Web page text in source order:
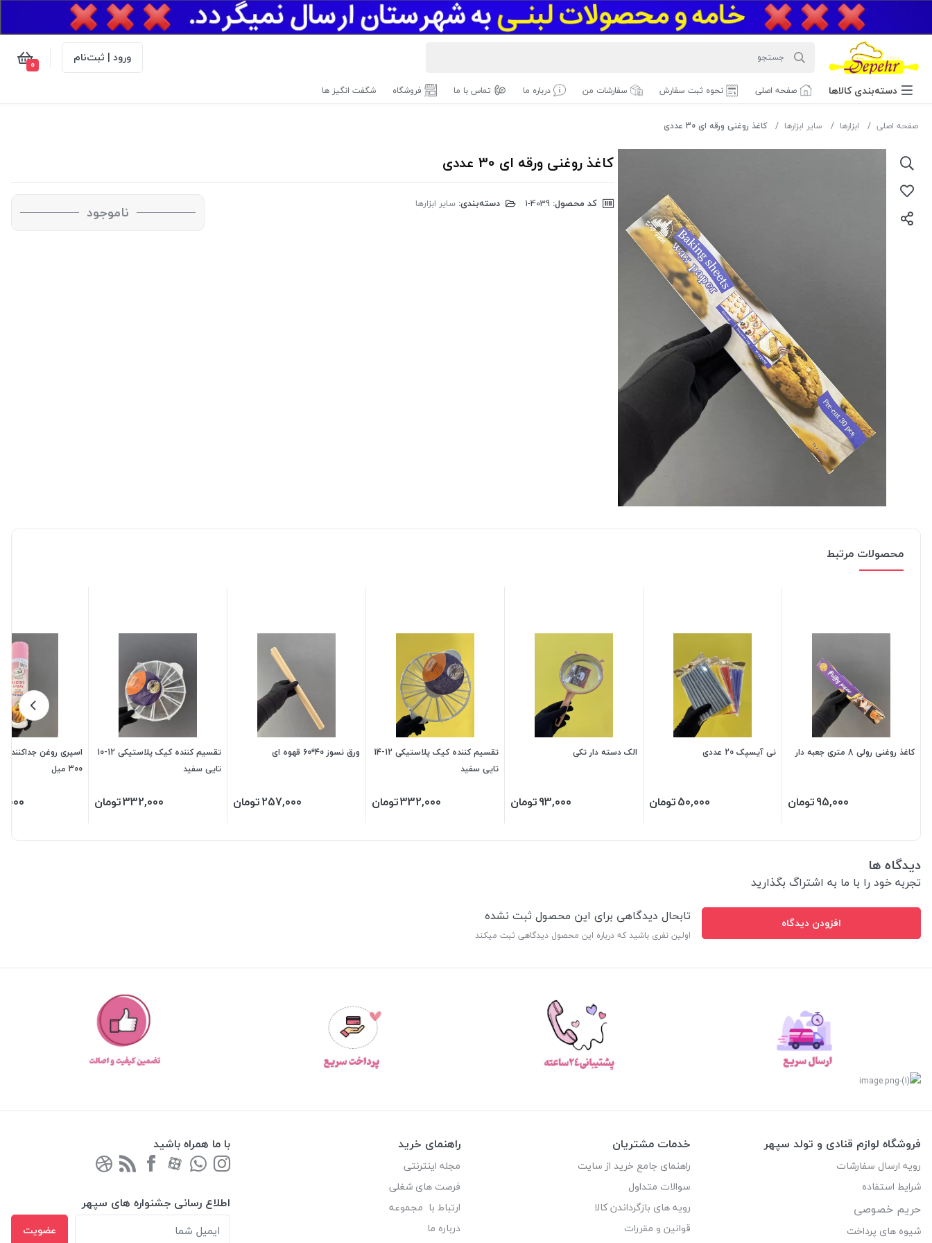
ورود | ثبت‌نام 0
دسته‌بندی‌ کالاها صفحه اصلی نحوه ثبت سفارش سفارشات من درباره ما تماس با ما فروشگاه شگفت انگیز ها
صفحه اصلی ابزارها سایر ابزارها کاغذ روغنی ورقه ای 30 عددی
کاغذ روغنی ورقه ای 30 عددی
کد محصول: دسته‌بندی: سایر ابزارها ناموجود
محصولات مرتبط
کاغذ روغنی رولی 8 متری جعبه دار
95,000تومان
نی آیسپک 20 عددی
50,000تومان
الک دسته دار تکی
93,000تومان
تقسیم کننده کیک پلاستیکی 12-14
تایی سفید
332,000تومان
ورق نسوز 40*60 قهوه ای
257,000تومان
تقسیم کننده کیک پلاستیکی 12-10
تایی سفید
332,000تومان
اسپری روغن جداکننده
300 میل
دیدگاه ها
تجربه خود را با ما به اشتراگ بگذارید
افزودن دیدگاه تابحال دیدگاهی برای این محصول ثبت نشده
اولین نفری باشید که درباره این محصول دیدگاهی ثبت میکند
فروشگاه لوازم قنادی و تولد سپهر
رویه ارسال سفارشات
شرایط استفاده
حریم خصوصی
شیوه های پرداخت
خدمات مشتریان
راهنمای جامع خرید از سایت
سوالات متداول
رویه های بازگرداندن کالا
قوانین و مقررات
راهنمای خرید
مجله اینترنتی
فرصت های شغلی
ارتباط با مجموعه
درباره ما
با ما همراه باشید
اطلاع رسانی جشنواره های سپهر
عضویت